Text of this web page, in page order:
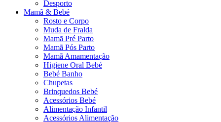
Desporto
Mamã & Bebé
Rosto e Corpo
Muda de Fralda
Mamã Pré Parto
Mamã Pós Parto
Mamã Amamentação
Higiene Oral Bebé
Bebé Banho
Chupetas
Brinquedos Bebé
Acessórios Bebé
Alimentação Infantil
Acessórios Alimentação